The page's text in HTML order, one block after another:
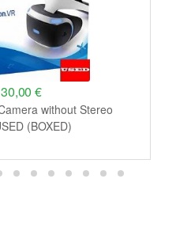
€
without Stereo
(BOXED)